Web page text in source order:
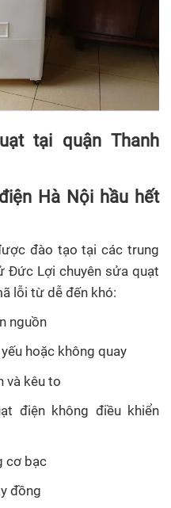
tại quận Thanh
Hà Nội hầu hết
đào tạo tại các trung
Đức Lợi chuyên sửa quạt
lỗi từ dễ đến khó:
nguồn
hoặc không quay
và kêu to
điện không điều khiển
cơ bạc
đồng